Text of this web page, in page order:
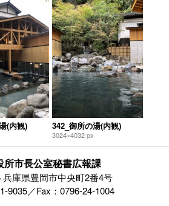
(内観) 342_御所の湯(内観)
3024×4032 px
所市長公室秘書広報課
兵庫県豊岡市中央町2番4号
9035／Fax：0796-24-1004